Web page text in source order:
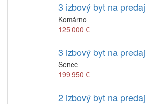
3 izbový byt na predaj
Komárno
125 000 €
3 izbový byt na predaj
Senec
199 950 €
2 izbový byt na predaj